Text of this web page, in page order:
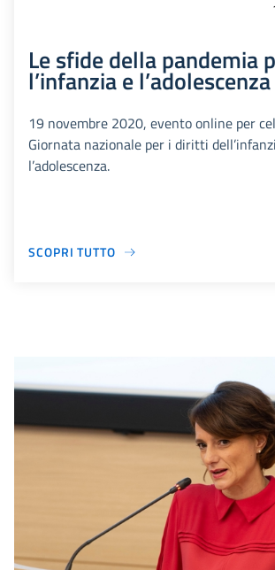
Le sfide della pandemia
l’infanzia e l’adolescenza
19 novembre 2020, evento online per
Giornata nazionale per i diritti
l’adolescenza.
SCOPRI TUTTO